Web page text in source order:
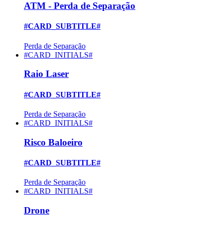
ATM - Perda de Separação
#CARD_SUBTITLE#
Perda de Separação
#CARD_INITIALS#
Raio Laser
#CARD_SUBTITLE#
Perda de Separação
#CARD_INITIALS#
Risco Baloeiro
#CARD_SUBTITLE#
Perda de Separação
#CARD_INITIALS#
Drone